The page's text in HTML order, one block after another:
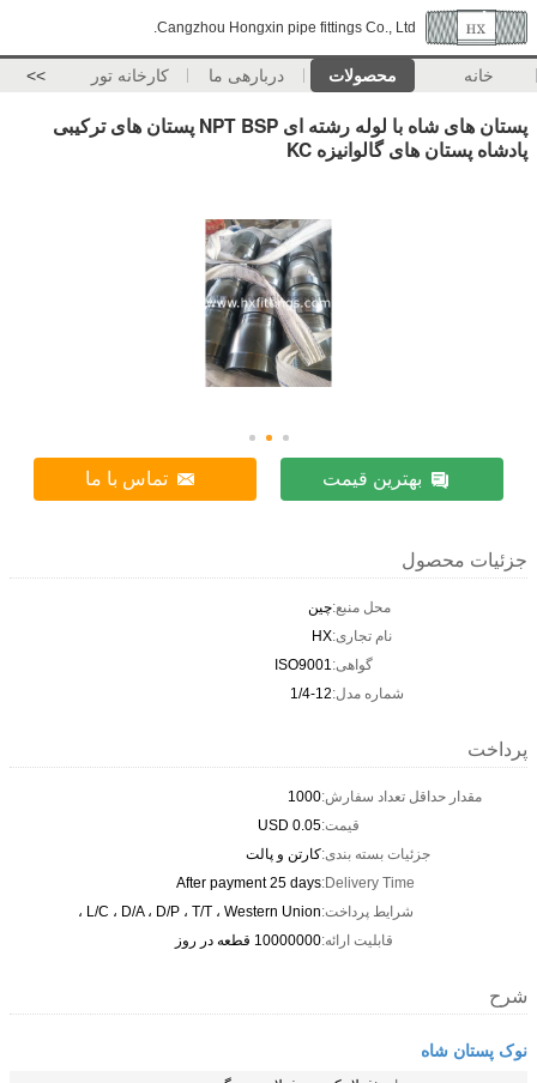
Cangzhou Hongxin pipe fittings Co., Ltd.
خانه محصولات دربارهی ما کارخانه تور >>
پستان های شاه با لوله رشته ای NPT BSP پستان های ترکیبی
پادشاه پستان های گالوانیزه KC
بهترین قیمت تماس با ما
جزئیات محصول
محل منبع:چین
نام تجاری:HX
گواهی:ISO9001
شماره مدل:1/4-12
پرداخت
مقدار حداقل تعداد سفارش:1000
قیمت:0.05 USD
جزئیات بسته بندی:کارتن و پالت
Delivery Time:
After payment 25 days
شرایط پرداخت:L/C ، D/A ، D/P ، T/T ، Western Union ،
قابلیت ارائه:10000000 قطعه در روز
شرح
نوک پستان شاه